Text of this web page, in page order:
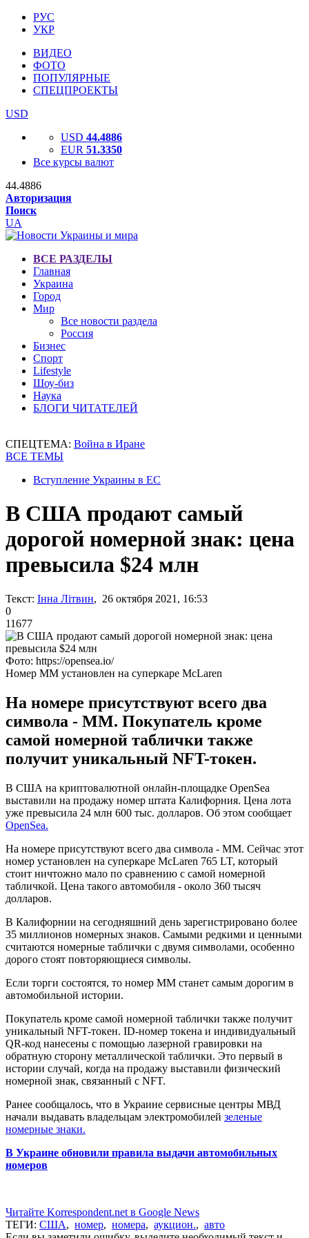
РУС
УКР
ВИДЕО
ФОТО
ПОПУЛЯРНЫЕ
СПЕЦПРОЕКТЫ
USD
USD 44.4886
EUR 51.3350
Все курсы валют
44.4886
Авторизация
Поиск
UA
ВСЕ РАЗДЕЛЫ
Главная
Украина
Город
Мир
Все новости раздела
Россия
Бизнес
Спорт
Lifestyle
Шоу-биз
Наука
БЛОГИ ЧИТАТЕЛЕЙ
СПЕЦТЕМА: Война в Иране
ВСЕ ТЕМЫ
Вступление Украины в ЕС
В США продают самый
дорогой номерной знак: цена
превысила $24 млн
Текст: Інна Літвин, 26 октября 2021, 16:53
0
11677
Фото: https://opensea.io/
Номер ММ установлен на суперкаре McLaren
На номере присутствуют всего два
символа - ММ. Покупатель кроме
самой номерной таблички также
получит уникальный NFT-токен.
В США на криптовалютной онлайн-площадке OpenSea
выставили на продажу номер штата Калифорния. Цена лота
уже превысила 24 млн 600 тыс. долларов. Об этом сообщает
OpenSea.
На номере присутствуют всего два символа - ММ. Сейчас этот
номер установлен на суперкаре McLaren 765 LT, который
стоит ничтожно мало по сравнению с самой номерной
табличкой. Цена такого автомобиля - около 360 тысяч
долларов.
В Калифорнии на сегодняшний день зарегистрировано более
35 миллионов номерных знаков. Самыми редкими и ценными
считаются номерные таблички с двумя символами, особенно
дорого стоят повторяющиеся символы.
Если торги состоятся, то номер ММ станет самым дорогим в
автомобильной истории.
Покупатель кроме самой номерной таблички также получит
уникальный NFT-токен. ID-номер токена и индивидуальный
QR-код нанесены с помощью лазерной гравировки на
обратную сторону металлической таблички. Это первый в
истории случай, когда на продажу выставили физический
номерной знак, связанный с NFT.
Ранее сообщалось, что в Украине сервисные центры МВД
начали выдавать владельцам электромобилей зеленые
номерные знаки.
В Украине обновили правила выдачи автомобильных
номеров
Читайте Korrespondent.net в Google News
ТЕГИ: США, номер, номера, аукцион., авто